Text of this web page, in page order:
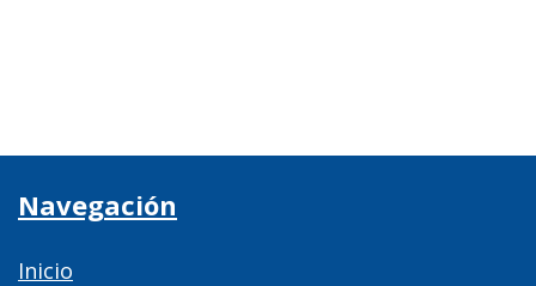
Navegación
Inicio